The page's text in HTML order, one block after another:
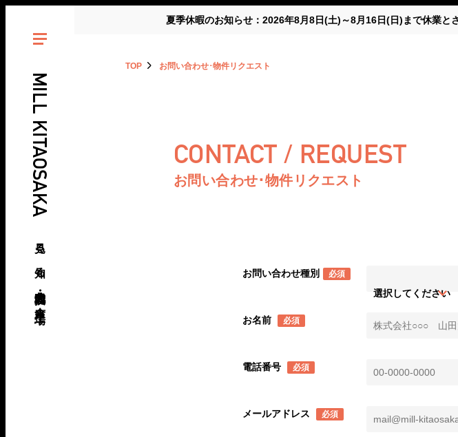
夏季休暇のお知らせ：2026年8月8日(土)～8月16日(日)まで休業と
MILL KITAOSAKA
見る、知る、北大阪・北摂の倉庫･工場
TOP お問い合わせ･物件リクエスト
CONTACT / REQUEST
お問い合わせ･物件リクエスト
お問い合わせ種別 必須
選択してください
お名前 必須
電話番号 必須
メールアドレス 必須